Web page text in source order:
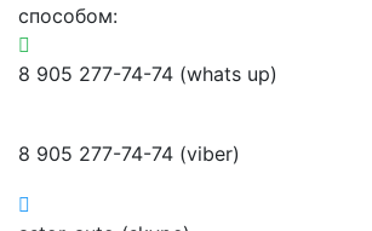
способом:
8 905 277-74-74 (whats up)
8 905 277-74-74 (viber)